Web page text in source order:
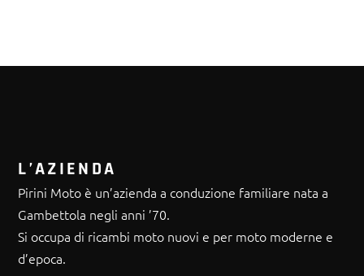
L’AZIENDA
Pirini Moto è un’azienda a conduzione familiare nata a
Gambettola negli anni ’70.
Si occupa di ricambi moto nuovi e per moto moderne e
d’epoca.